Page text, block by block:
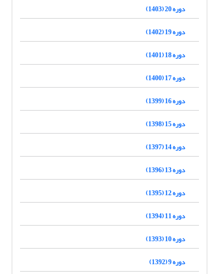
دوره 20 (1403)
دوره 19 (1402)
دوره 18 (1401)
دوره 17 (1400)
دوره 16 (1399)
دوره 15 (1398)
دوره 14 (1397)
دوره 13 (1396)
دوره 12 (1395)
دوره 11 (1394)
دوره 10 (1393)
دوره 9 (1392)